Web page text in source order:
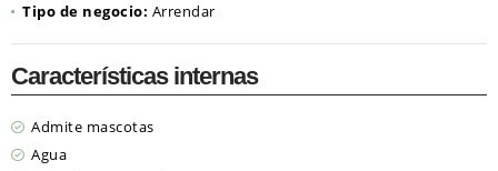
Tipo de negocio: Arrendar
Características internas
Admite mascotas
Agua